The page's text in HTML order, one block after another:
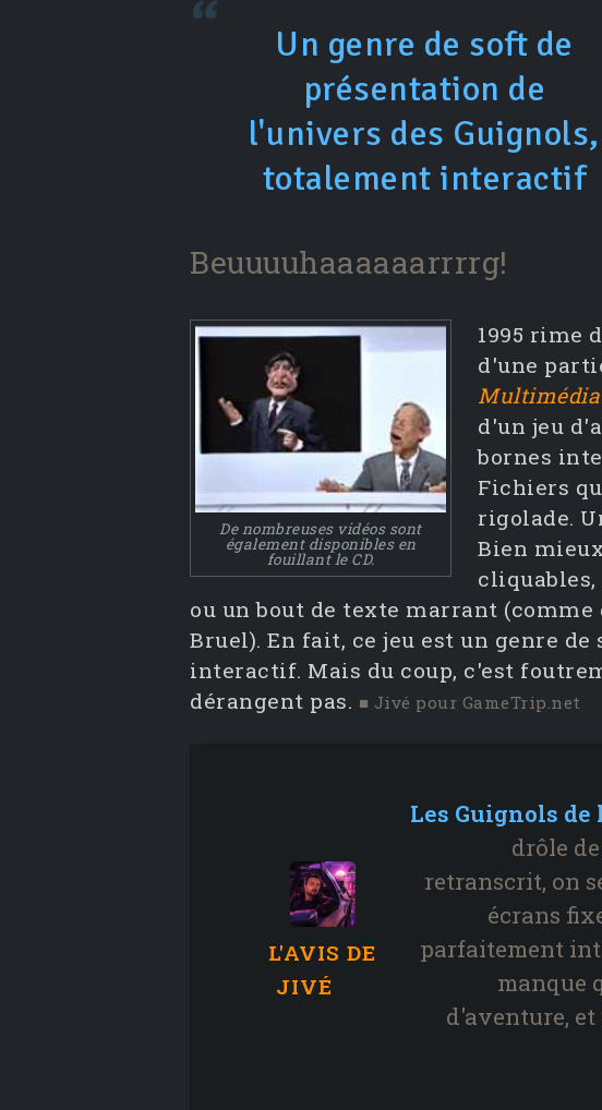
Un genre de soft de
présentation de
l'univers des Guignols,
totalement interactif
Beuuuuhaaaaaarrrrg!
De nombreuses vidéos sont
également disponibles en
fouillant le CD.
1995 rime
d'une
Multimédia
d'un jeu
bornes
Fichiers
rigolade.
Bien
ou un bout de texte marrant (comme
Bruel). En fait, ce jeu est un genre
interactif. Mais du coup, c'est
dérangent pas. ■ Jivé pour GameTrip.net
L'AVIS DE
JIVÉ
Les Guignols
drôle
retranscrit, on
écrans
parfaitement
manque
d'aventure, et